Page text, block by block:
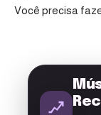
Você precisa